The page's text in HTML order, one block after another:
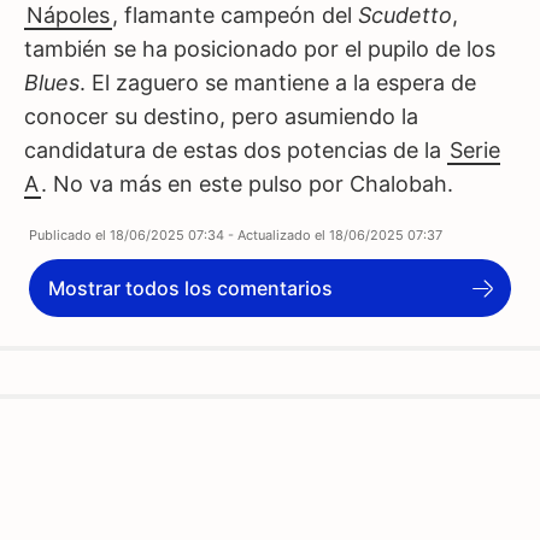
Nápoles, flamante campeón del Scudetto,
también se ha posicionado por el pupilo de los
Blues. El zaguero se mantiene a la espera de
conocer su destino, pero asumiendo la
candidatura de estas dos potencias de la Serie
A. No va más en este pulso por Chalobah.
Publicado el 18/06/2025 07:34 - Actualizado el 18/06/2025 07:37
Mostrar todos los comentarios